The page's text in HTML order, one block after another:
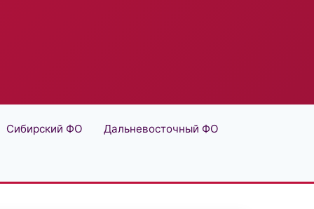
Сибирский ФО Дальневосточный ФО